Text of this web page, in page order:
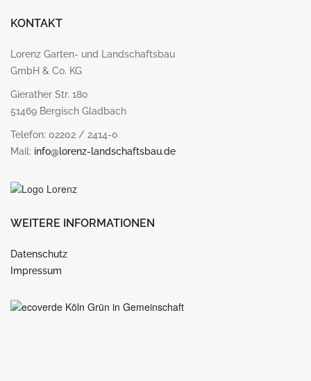
KONTAKT
Lorenz Garten- und Landschaftsbau
GmbH & Co. KG
Gierather Str. 180
51469 Bergisch Gladbach
Telefon: 02202 / 2414-0
Mail: info@lorenz-landschaftsbau.de
WEITERE INFORMATIONEN
Datenschutz
Impressum